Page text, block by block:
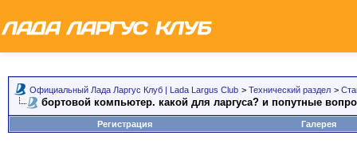
Официальный Лада Ларгус Клуб | Lada Largus Club > Технический раздел >
бортовой компьютер. какой для ларгуса? и попутные
Регистрация Галерея